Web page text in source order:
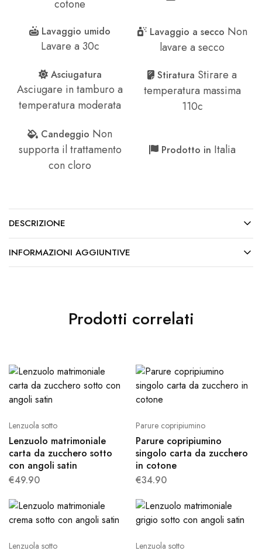
cotone
Lavaggio umido
Lavare a 30c
Lavaggio a secco Non
lavare a secco
Asciugatura
Asciugare in tamburo a
temperatura moderata
Stiratura Stirare a
temperatura massima
110c
Candeggio Non
supporta il trattamento
con cloro
Prodotto in Italia
DESCRIZIONE
INFORMAZIONI AGGIUNTIVE
Prodotti correlati
Lenzuola sotto
Lenzuolo matrimoniale
carta da zucchero sotto
con angoli satin
€49.90
Parure copripiumino
Parure copripiumino
singolo carta da zucchero
in cotone
€34.90
Lenzuola sotto Lenzuola sotto